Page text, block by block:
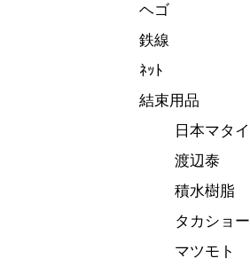
ヘゴ
鉄線
ﾈｯﾄ
結束用品
日本マタイ
渡辺泰
積水樹脂
タカショー
マツモト